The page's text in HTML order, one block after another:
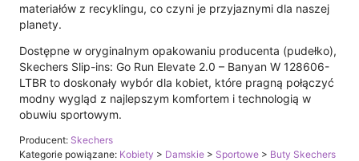
materiałów z recyklingu, co czyni je przyjaznymi dla naszej
planety.
Dostępne w oryginalnym opakowaniu producenta (pudełko),
Skechers Slip-ins: Go Run Elevate 2.0 – Banyan W 128606-
LTBR to doskonały wybór dla kobiet, które pragną połączyć
modny wygląd z najlepszym komfortem i technologią w
obuwiu sportowym.
Producent: Skechers
Kategorie powiązane: Kobiety > Damskie > Sportowe > Buty Skechers